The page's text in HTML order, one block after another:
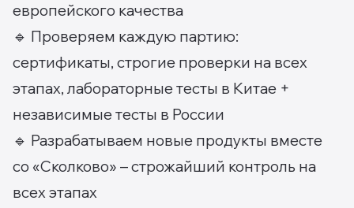
европейского качества
🔹 Проверяем каждую партию:
сертификаты, строгие проверки на всех
этапах, лабораторные тесты в Китае +
независимые тесты в России
🔹 Разрабатываем новые продукты вместе
со «Сколково» – строжайший контроль на
всех этапах